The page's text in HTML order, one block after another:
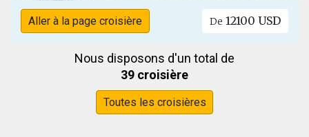
Aller à la page croisière De 12100 USD
Nous disposons d'un total de
39 croisière
Toutes les croisières